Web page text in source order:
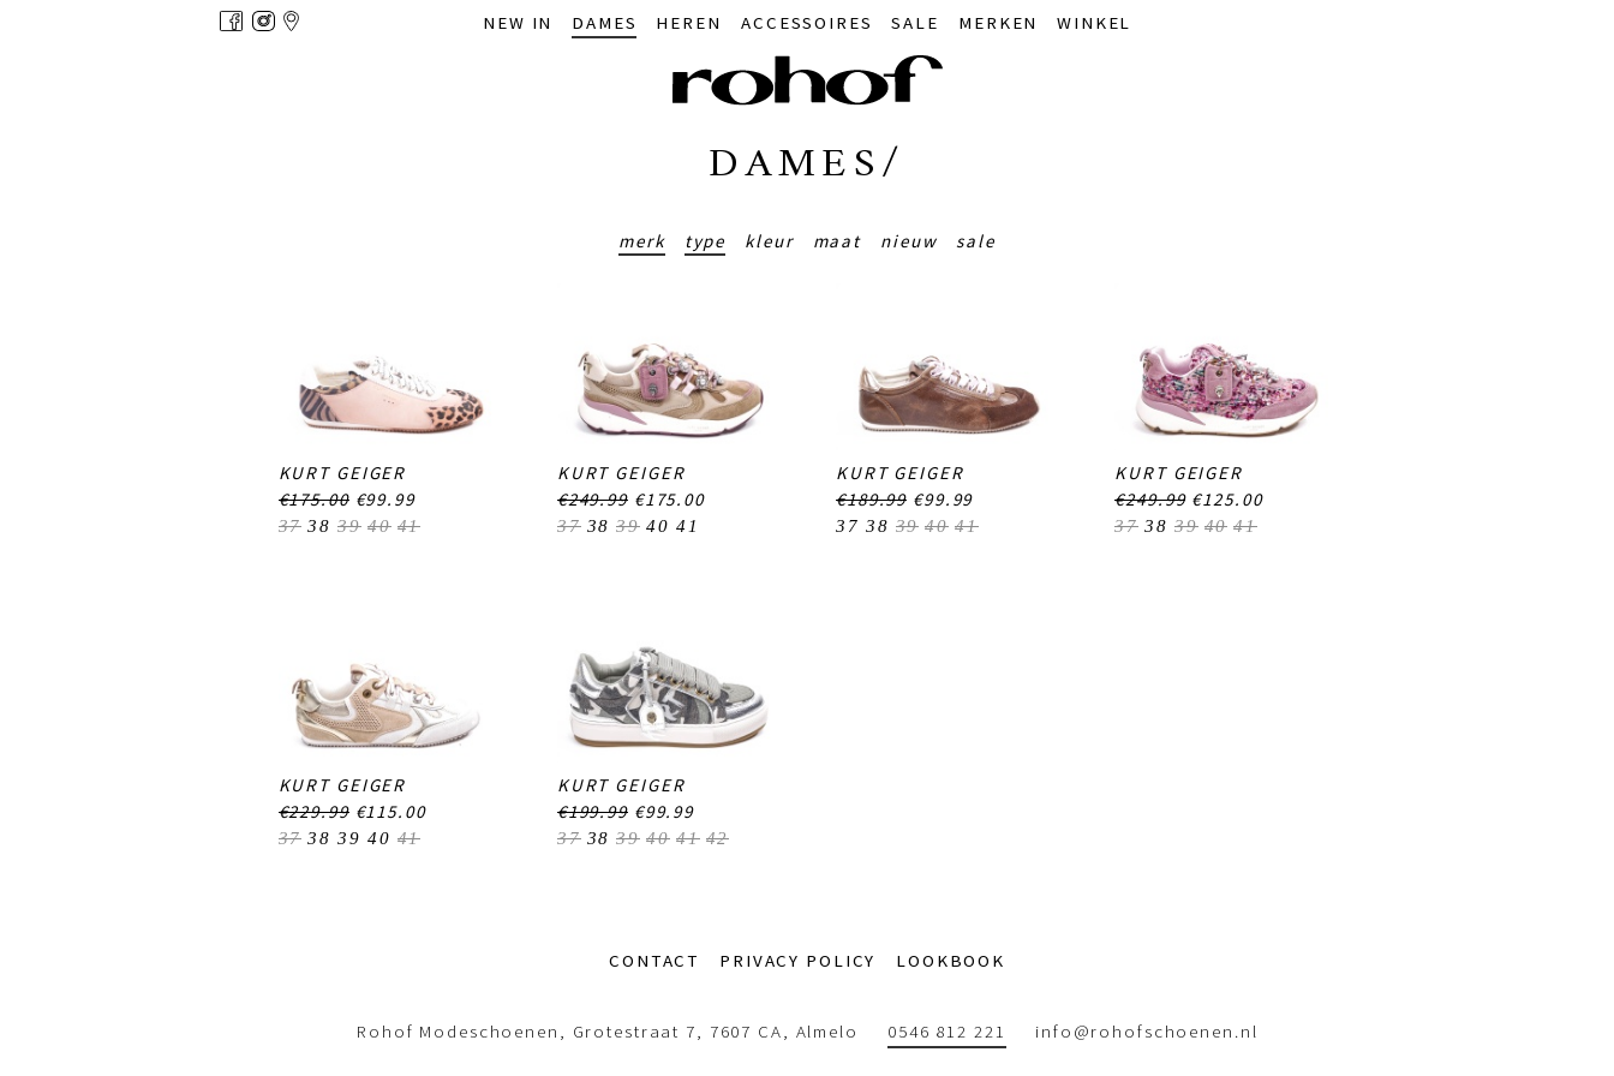
NEW IN DAMES HEREN ACCESSOIRES SALE MERKEN WINKEL
DAMES/
merk type kleur maat nieuw sale
KURT GEIGER
€175.00 €99.99
37 38 39 40 41
KURT GEIGER
€249.99 €175.00
37 38 39 40 41
KURT GEIGER
€189.99 €99.99
37 38 39 40 41
KURT GEIGER
€249.99 €125.00
37 38 39 40 41
KURT GEIGER
€229.99 €115.00
37 38 39 40 41
KURT GEIGER
€199.99 €99.99
37 38 39 40 41 42
CONTACT PRIVACY POLICY LOOKBOOK
Rohof Modeschoenen, Grotestraat 7, 7607 CA, Almelo 0546 812 221 info@rohofschoenen.nl